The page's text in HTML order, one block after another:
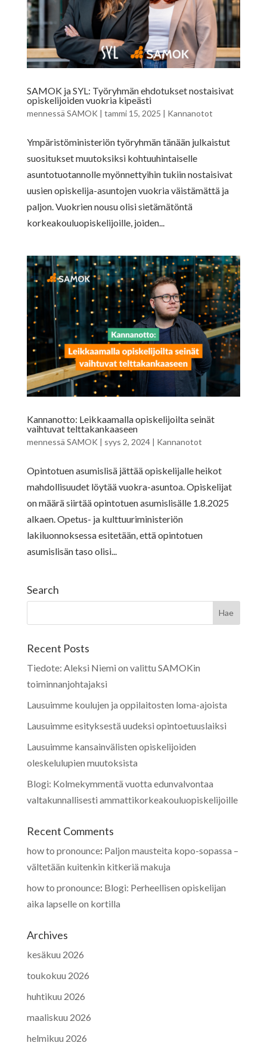
SAMOK ja SYL: Työryhmän ehdotukset nostaisivat
opiskelijoiden vuokria kipeästi
mennessä SAMOK | tammi 15, 2025 | Kannanotot
Ympäristöministeriön työryhmän tänään julkaistut
suositukset muutoksiksi kohtuuhintaiselle
asuntotuotannolle myönnettyihin tukiin nostaisivat
uusien opiskelija-asuntojen vuokria väistämättä ja
paljon. Vuokrien nousu olisi sietämätöntä
korkeakouluopiskelijoille, joiden...
Kannanotto: Leikkaamalla opiskelijoilta seinät
vaihtuvat telttakankaaseen
mennessä SAMOK | syys 2, 2024| Kannanotot
Opintotuen asumislisä jättää opiskelijalle heikot
mahdollisuudet löytää vuokra-asuntoa. Opiskelijat
on määrä siirtää opintotuen asumislisälle 1.8.2025
alkaen. Opetus- ja kulttuuriministeriön
lakiluonnoksessa esitetään, että opintotuen
asumislisän taso olisi...
Search
Recent Posts
Tiedote: Aleksi Niemi on valittu SAMOKin
toiminnanjohtajaksi
Lausuimme koulujen ja oppilaitosten loma-ajoista
Lausuimme esityksestä uudeksi opintoetuuslaiksi
Lausuimme kansainvälisten opiskelijoiden
oleskelulupien muutoksista
Blogi: Kolmekymmentä vuotta edunvalvontaa
valtakunnallisesti ammattikorkeakouluopiskelijoille
Recent Comments
how to pronounce: Paljon mausteita kopo-sopassa –
vältetään kuitenkin kitkeriä makuja
how to pronounce: Blogi: Perheellisen opiskelijan
aika lapselle on kortilla
Archives
kesäkuu 2026
toukokuu 2026
huhtikuu 2026
maaliskuu 2026
helmikuu 2026